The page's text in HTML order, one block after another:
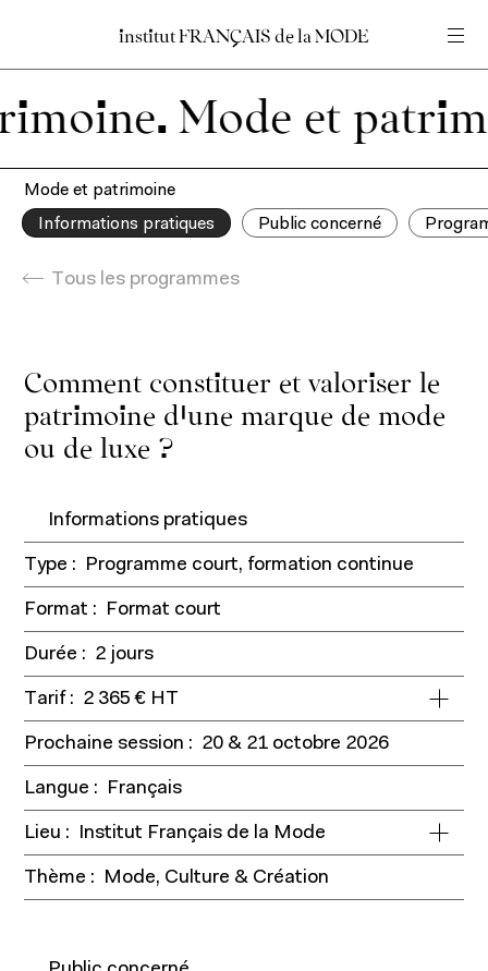
institutFRANÇAISdelaMODE
institutFRANÇAISdelaMODE
Programmes
Entrez votre recherche
Mode et patrimoine
Informations pratiques
Public concerné
Tous les programmes
Comment constituer et valoriser le
patrimoine d’une marque de mode
ou de luxe ?
Informations pratiques
Type : Programme court, formation continue
Format : Format court
Durée : 2 jours
Tarif : 2 365 € HT
Prochaine session : 20 & 21 octobre 2026
Langue : Français
Lieu : Institut Français de la Mode
Thème : Mode, Culture & Création